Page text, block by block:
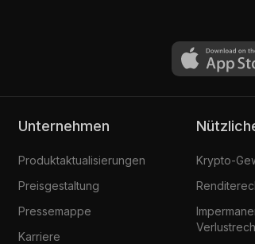
Unternehmen
Produktaktualisierungen
Preisgestaltung
Pressemappe
Karriere
Krypto-